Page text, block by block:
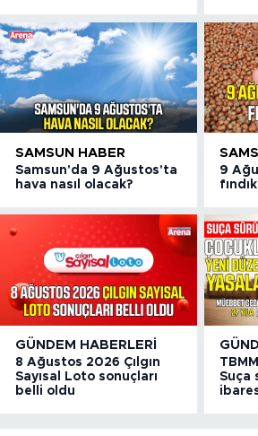
SAMSUN HABER
Samsun'da 9 Ağustos'ta
hava nasıl olacak?
9
GÜNDEM HABERLERI
8 Ağustos 2026 Çılgın
Sayısal Loto sonuçları
belli oldu
Suça